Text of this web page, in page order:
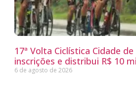
17ª Volta Ciclística Cidade
inscrições e distribui R$ 10
6 de agosto de 2026